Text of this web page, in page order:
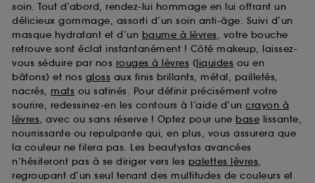
soin. Tout d’abord, rendez-lui hommage en lui offrant un
délicieux gommage, assorti d’un soin anti-âge. Suivi d’un
masque hydratant et d’un baume à lèvres, votre bouche
retrouve sont éclat instantanément ! Côté makeup, laissez-
vous séduire par nos rouges à lèvres (liquides ou en
bâtons) et nos gloss aux finis brillants, métal, pailletés,
nacrés, mats ou satinés. Pour définir précisément votre
sourire, redessinez-en les contours à l’aide d’un crayon à
lèvres, avec ou sans réserve ! Optez pour une base lissante,
nourrissante ou repulpante qui, en plus, vous assurera que
la couleur ne filera pas. Les beautystas avancées
n’hésiteront pas à se diriger vers les palettes lèvres,
regroupant d’un seul tenant des multitudes de couleurs et